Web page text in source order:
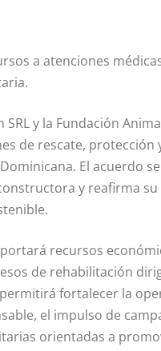
a atenciones
SRL y la Fundación
de rescate,
El acuerdo
y reafirma
recursos
de rehabilitación
fortalecer la
el impulso de
orientadas a